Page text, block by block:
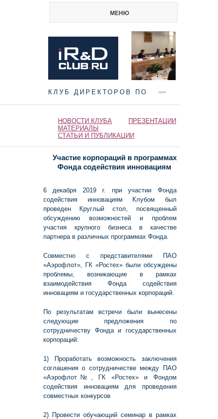
МЕНЮ
КЛУБ ДИРЕКТОРОВ ПО
НАУКЕ И ИННОВАЦИЯМ
НОВОСТИ КЛУБА
ПРЕЗЕНТАЦИИ
МАТЕРИАЛЫ
СТАТЬИ И ПУБЛИКАЦИИ
Участие корпораций в программах
Фонда содействия инновациям
6 декабря 2019 г. при участии Фонда
содействия инновациям Клубом был
проведен Круглый стол, посвященный
обсуждению возможностей и проблем
участия крупного бизнеса в качестве
партнера в различных программах Фонда.
Совместно с представителями ПАО
«Аэрофлот», ГК «Ростех» были обсуждены
проблемы, возникающие в рамках
взаимодействия Фонда содействия
инновациям и государственных корпораций.
По результатам встречи были вынесены
следующие предложения по
сотрудничеству Фонда и государственных
корпораций:
1) Проработать возможность заключения
соглашения о сотрудничестве между ПАО
«Аэрофлот№, ГК «Ростех» и Фондом
содействия инновациям для проведения
совместных конкурсов
2) Провести обучающий семинар в рамках